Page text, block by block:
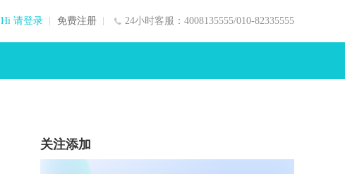
24小时客服：4008135555/010-82335555
Hi 请登录 免费注册
关注添加